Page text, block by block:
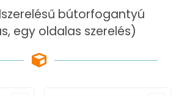
bútorfogantyú
egy oldalas szerelés)